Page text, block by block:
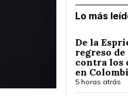
Lo más
De la
regreso
contra los
en
5 horas atrás